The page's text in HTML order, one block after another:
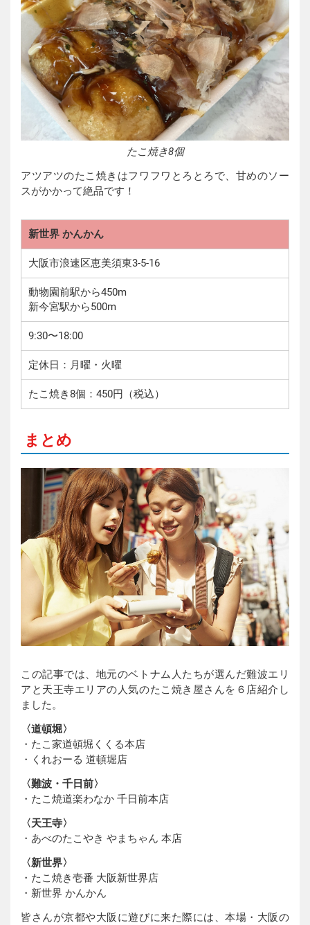
たこ焼き8個
アツアツのたこ焼きはフワフワとろとろで、甘めのソー
スがかかって絶品です！
新世界 かんかん
大阪市浪速区恵美須東3-5-16
動物園前駅から450m
新今宮駅から500m
9:30〜18:00
定休日：月曜・火曜
たこ焼き8個：450円（税込）
まとめ
この記事では、地元のベトナム人たちが選んだ難波エリ
アと天王寺エリアの人気のたこ焼き屋さんを６店紹介し
ました。
〈道頓堀〉
・たこ家道頓堀くくる本店
・くれおーる 道頓堀店
〈難波・千日前〉
・たこ焼道楽わなか 千日前本店
〈天王寺〉
・あべのたこやき やまちゃん 本店
〈新世界〉
・たこ焼き壱番 大阪新世界店
・新世界 かんかん
皆さんが京都や大阪に遊びに来た際には、本場・大阪の